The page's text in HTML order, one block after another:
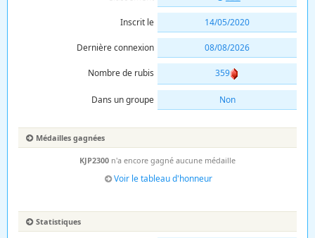
Inscrit le 14/05/2020
Dernière connexion 08/08/2026
Nombre de rubis 359
Dans un groupe Non
Médailles gagnées
KJP2300 n'a encore gagné aucune médaille
Voir le tableau d'honneur
Statistiques